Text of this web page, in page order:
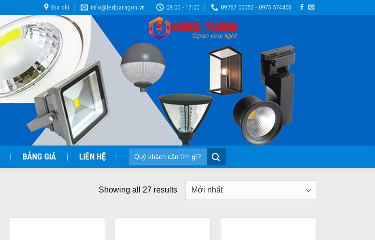
Địa chỉ info@ledparagon.vn 08:00 - 17:00 09767 00052 - 0975 574403
BẢNG GIÁ LIÊN HỆ
Tìm
kiếm:
Showing all 27 results